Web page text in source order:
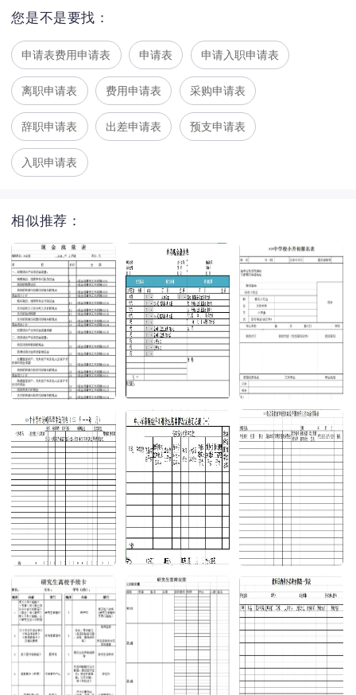
您是不是要找：
申请表费用申请表 申请表 申请入职申请表
离职申请表 费用申请表 采购申请表
辞职申请表 出差申请表 预支申请表
入职申请表
相似推荐：